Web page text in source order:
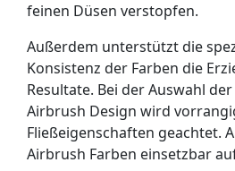
feinen Düsen verstopfen.
Außerdem unterstützt die
Konsistenz der Farben die
Resultate. Bei der Auswahl
Airbrush Design wird
Fließeigenschaften geachtet.
Airbrush Farben einsetzbar